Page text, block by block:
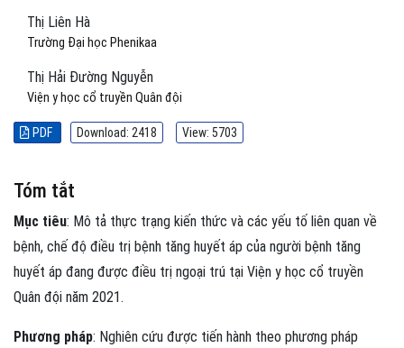
Thị Liên Hà
Trường Đại học Phenikaa
Thị Hải Đường Nguyễn
Viện y học cổ truyền Quân đội
PDF Download: 2418 View: 5703
Tóm tắt
Mục tiêu: Mô tả thực trạng kiến thức và các yếu tố liên quan về
bệnh, chế độ điều trị bệnh tăng huyết áp của người bệnh tăng
huyết áp đang được điều trị ngoại trú tại Viện y học cổ truyền
Quân đội năm 2021.
Phương pháp: Nghiên cứu được tiến hành theo phương pháp